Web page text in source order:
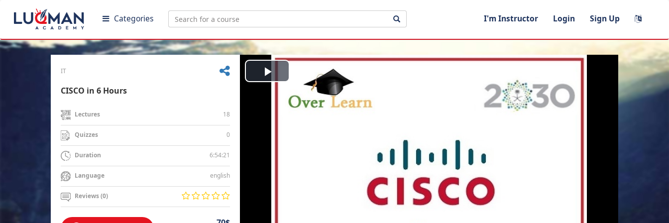
Categories I'm Instructor Login Sign Up
IT
CISCO in 6 Hours
Lectures 18
Quizzes 0
Duration 6:54:21
Language english
Reviews (0)
Play
Video